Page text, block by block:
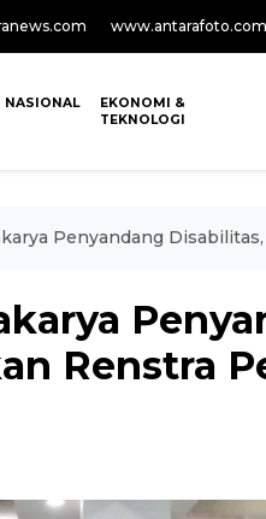
www.antarafoto.com
NASIONAL
EKONOMI &
TEKNOLOGI
Penyandang
Renstra